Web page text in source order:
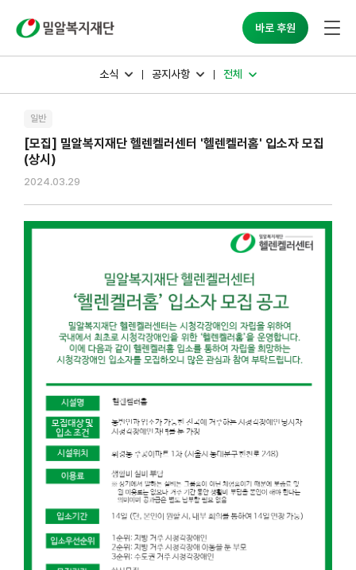
바로 후원
소식 공지사항 전체
일반
[모집] 밀알복지재단 헬렌켈러센터 '헬렌켈러홈' 입소자 모집
(상시)
2024.03.29